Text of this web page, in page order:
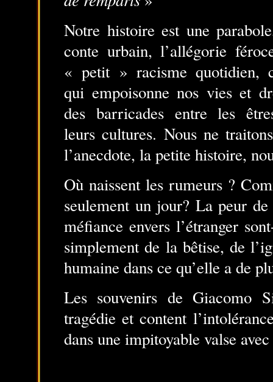
Notre histoire est une
conte urbain, l’allégorie
« petit » racisme quotidien,
qui empoisonne nos vies et
des barricades entre les
leurs cultures. Nous ne
l’anecdote, la petite histoire,
Où naissent les rumeurs ?
seulement un jour? La peur
méfiance envers l’étranger
simplement de la bêtise, de
humaine dans ce qu’elle a de
Les souvenirs de Giacomo
tragédie et content
dans une impitoyable valse